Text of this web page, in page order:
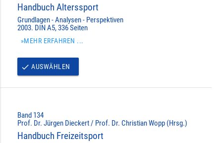
Handbuch Alterssport
Grundlagen - Analysen - Perspektiven
2003. DIN A5, 336 Seiten
»MEHR ERFAHREN ...
done AUSWÄHLEN
Band 134
Prof. Dr. Jürgen Dieckert / Prof. Dr. Christian Wopp (Hrsg.)
Handbuch Freizeitsport